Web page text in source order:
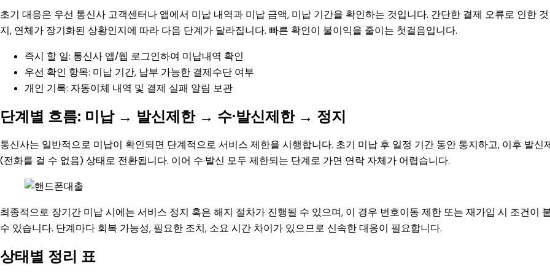
초기 대응은 우선 통신사 고객센터나 앱에서 미납 내역과 미납 금액, 미납 기간을 확인하는 것입니다. 간단한 결제 오류로 인한 것
지, 연체가 장기화된 상황인지에 따라 다음 단계가 달라집니다. 빠른 확인이 불이익을 줄이는 첫걸음입니다.
즉시 할 일: 통신사 앱/웹 로그인하여 미납내역 확인
우선 확인 항목: 미납 기간, 납부 가능한 결제수단 여부
개인 기록: 자동이체 내역 및 결제 실패 알림 보관
단계별 흐름: 미납 → 발신제한 → 수·발신제한 → 정지
통신사는 일반적으로 미납이 확인되면 단계적으로 서비스 제한을 시행합니다. 초기 미납 후 일정 기간 동안 통지하고, 이후 발신
(전화를 걸 수 없음) 상태로 전환됩니다. 이어 수·발신 모두 제한되는 단계로 가면 연락 자체가 어렵습니다.
최종적으로 장기간 미납 시에는 서비스 정지 혹은 해지 절차가 진행될 수 있으며, 이 경우 번호이동 제한 또는 재가입 시 조건이
수 있습니다. 단계마다 회복 가능성, 필요한 조치, 소요 시간 차이가 있으므로 신속한 대응이 필요합니다.
상태별 정리 표